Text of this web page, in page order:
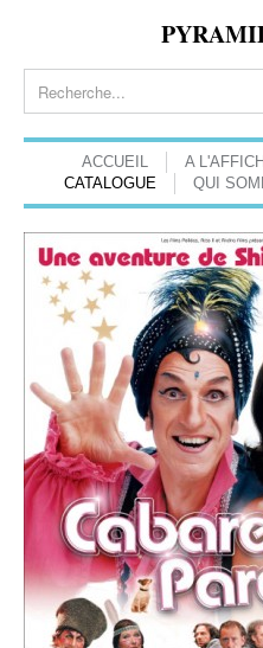
ACCUEIL A
CATALOGUE
QUI